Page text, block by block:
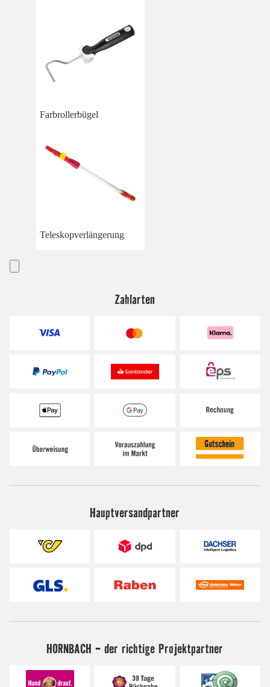
Farbrollerbügel
Teleskopverlängerung
Zahlarten
Hauptversandpartner
HORNBACH - der richtige Projektpartner